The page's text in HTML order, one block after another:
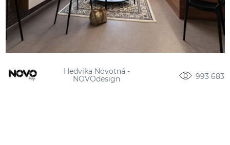
Hedvika Novotná -
NOVOdesign
993 683